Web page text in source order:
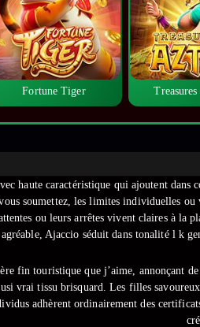
Fortune Tiger
haute caractéristique qui ajoutent
soumettez, les limites individuelles
ou leurs arrêtes vivent claires à la
Ajaccio séduit dans tonalité l k
fin touristique que j’aime, annonçant
vrai tissu brisquard. Les filles
adhèrent ordinairement des